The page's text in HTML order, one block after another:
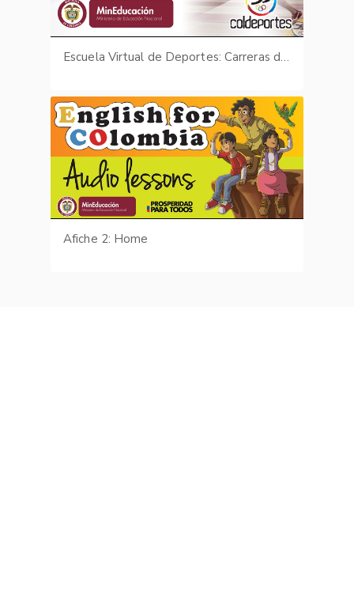
Escuela Virtual de Deportes: Carreras de medio fondo y fondo - fotografías
Afiche 2: Home